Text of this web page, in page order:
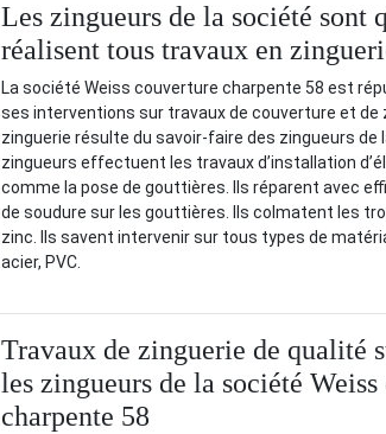
Les zingueurs de la société sont
réalisent tous travaux en
La société Weiss couverture charpente 58 est
ses interventions sur travaux de couverture et de
zinguerie résulte du savoir-faire des zingueurs de
zingueurs effectuent les travaux d’installation
comme la pose de gouttières. Ils réparent avec
de soudure sur les gouttières. Ils colmatent les
zinc. Ils savent intervenir sur tous types de
acier, PVC.
Travaux de zinguerie de qualité
les zingueurs de la société
charpente 58